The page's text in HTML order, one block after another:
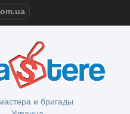
и бригады